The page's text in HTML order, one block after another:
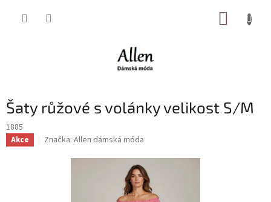
Šaty růžové s volánky velikost S/M
1885
Akce Značka: Allen dámská móda